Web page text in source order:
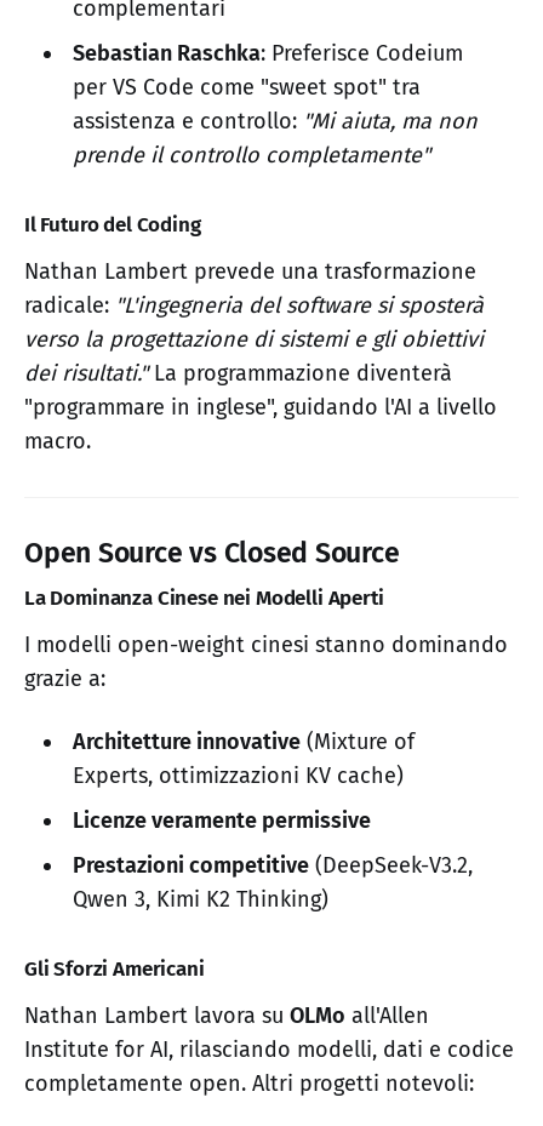
complementari
Sebastian Raschka: Preferisce Codeium
per VS Code come "sweet spot" tra
assistenza e controllo: "Mi aiuta, ma non
prende il controllo completamente"
Il Futuro del Coding
Nathan Lambert prevede una trasformazione
radicale: "L'ingegneria del software si sposterà
verso la progettazione di sistemi e gli obiettivi
dei risultati."La programmazione diventerà
"programmare in inglese", guidando l'AI a livello
macro.
Open Source vs Closed Source
La Dominanza Cinese nei Modelli Aperti
I modelli open-weight cinesi stanno dominando
grazie a:
Architetture innovative(Mixture of
Experts, ottimizzazioni KV cache)
Licenze veramente permissive
Prestazioni competitive(DeepSeek-V3.2,
Qwen 3, Kimi K2 Thinking)
Gli Sforzi Americani
Nathan Lambert lavora su OLMo all'Allen
Institute for AI, rilasciando modelli, dati e codice
completamente open. Altri progetti notevoli: